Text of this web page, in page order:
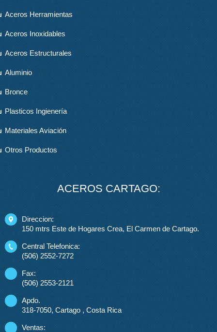
Aceros Herramientas
Aceros Inoxidables
Aceros Estructurales
Aluminio
Bronce
Plasticos Ingienería
Materiales Aviación
Otros Productos
ACEROS CARTAGO:
Direccion:
150 mtrs Este de Hogares Crea, El Carmen de Cartago.
Central Telefonica:
(506) 2552-7272
Fax:
(506) 2553-2121
Apdo.
318-7050, Cartago , Costa Rica
Ventas: